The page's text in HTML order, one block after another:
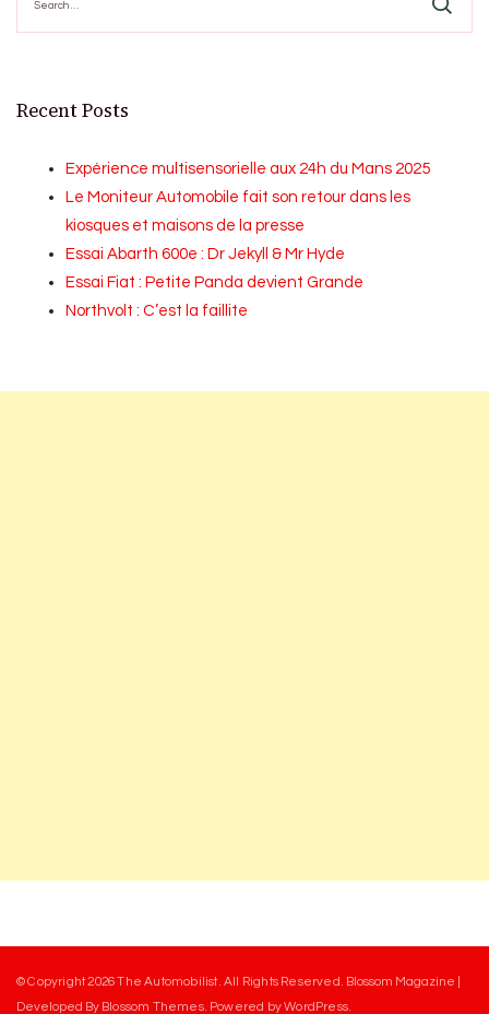
Recent Posts
Expérience multisensorielle aux 24h du Mans 2025
Le Moniteur Automobile fait son retour dans les
kiosques et maisons de la presse
Essai Abarth 600e : Dr Jekyll & Mr Hyde
Essai Fiat : Petite Panda devient Grande
Northvolt : C’est la faillite
© Copyright 2026The Automobilist. All Rights Reserved. Blossom Magazine |
Developed By Blossom Themes. Powered byWordPress